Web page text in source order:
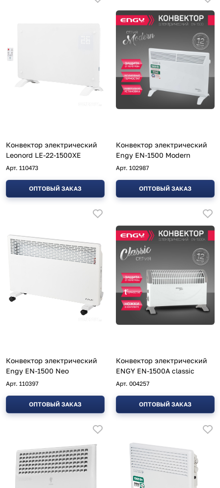
Конвектор электрический
Leonord LE-22-1500XE
Арт. 110473
ОПТОВЫЙ ЗАКАЗ
Конвектор электрический
Engy EN-1500 Modern
Арт. 102987
ОПТОВЫЙ ЗАКАЗ
Конвектор электрический
Engy EN-1500 Neo
Арт. 110397
ОПТОВЫЙ ЗАКАЗ
Конвектор электрический
ENGY EN-1500A classic
Арт. 004257
ОПТОВЫЙ ЗАКАЗ